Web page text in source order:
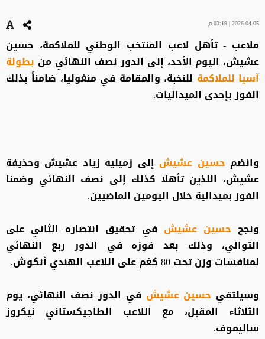
2026-04-05 | 03:19 م
ملاعب - تأهل لاعب المنتخب الوطني للملاكمة، حسين
عشيش، اليوم الأحد، إلى الدور نصف النهائي من بطولة
آسيا للملاكمة للنخبة، والمقامة في منغوليا، ضامناً بذلك
الفوز بإحدى الميداليات.
وانضم حسين عشيش إلى زميليه زياد عشيش وحذيفة
عشيش، اللذين تأهلا كذلك إلى نصف النهائي وضمنا
الفوز بميدالية خلال اليومين الماضيين.
ونجححسين عشيش في تحقيق انتصاره الثاني على
التوالي، وذلك بعد فوزه في الدور ربع النهائي
لمنافسات وزن تحت 80 كغم على اللاعب الهندي أنكوش.
وسيلتقي حسين عشيش في الدور نصف النهائي، يوم
الثلاثاء المقبل، مع اللاعب الطاجيكستاني نيكروز
ساليموف.